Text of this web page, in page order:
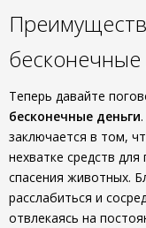
бесконечные
Теперь давайте
бесконечные деньги
заключается в том,
нехватке средств
спасения животных.
расслабиться и
отвлекаясь на